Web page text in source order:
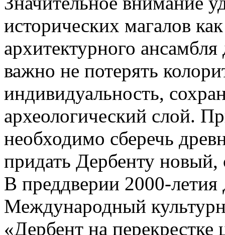
исторических магалов
архитектурного
важно не потерять
индивидуальность,
археологический слой.
необходимо сберечь
придать Дербенту
В преддверии 2000­-
Международный
«Дербент на